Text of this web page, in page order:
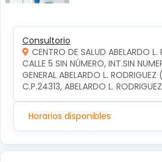
Consultorio
CENTRO DE SALUD ABELARDO L.
CALLE 5 SIN NÚMERO, INT.SIN
GENERAL ABELARDO L.
C.P.24313, ABELARDO L.
Horarios disponibles